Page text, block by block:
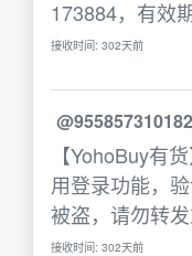
173884，有效
接收时间: 302天前
@955857310182
【YohoBuy有
用登录功能，
被盗，请勿转发
接收时间: 302天前